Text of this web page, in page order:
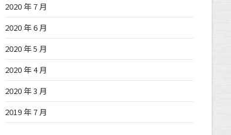
2020 年 7 月
2020 年 6 月
2020 年 5 月
2020 年 4 月
2020 年 3 月
2019 年 7 月